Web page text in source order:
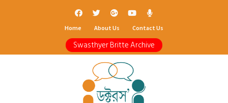
Home About Us Contact Us
Swasthyer Britte Archive